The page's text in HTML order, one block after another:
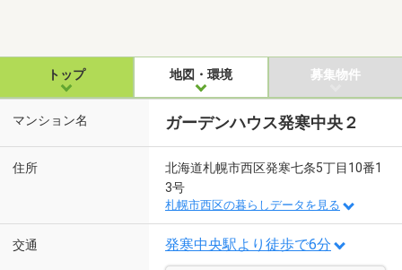
トップ 地図・環境 募集物件
マンション名 ガーデンハウス発寒中央２
住所
北海道札幌市西区発寒七条5丁目10番1
3号
札幌市西区の暮らしデータを見る
交通 発寒中央駅より徒歩で6分